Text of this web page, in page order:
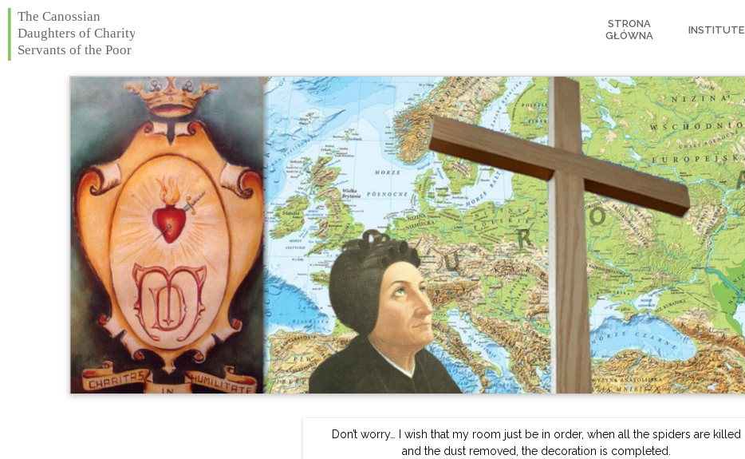
STRONA
GŁÓWNA
INSTITUTE
Don’t worry… I wish that my room just be in order, when all the spiders are killed
and the dust removed, the decoration is completed.